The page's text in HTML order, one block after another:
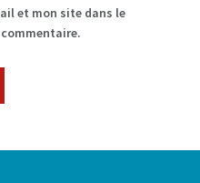
et mon site dans le